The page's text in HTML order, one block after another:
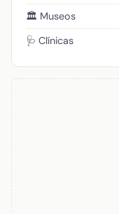
🏛️ Museos
🩺 Clínicas